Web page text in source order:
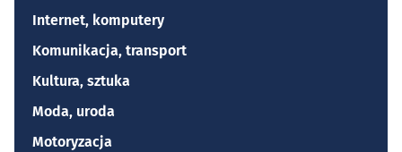
Internet, komputery
Komunikacja, transport
Kultura, sztuka
Moda, uroda
Motoryzacja